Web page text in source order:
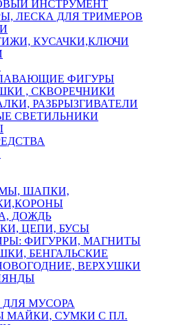
ИНСТРУМЕНТ
ЛЕСКА ДЛЯ ТРИМЕРОВ
КУСАЧКИ,КЛЮЧИ
ФИГУРЫ
, СКВОРЕЧНИКИ
РАЗБРЫЗГИВАТЕЛИ
СВЕТИЛЬНИКИ
ШАПКИ,
ДОЖДЬ
ЦЕПИ, БУСЫ
ФИГУРКИ, МАГНИТЫ
БЕНГАЛЬСКИЕ
ВЕРХУШКИ
МУСОРА
МАЙКИ, СУМКИ С ПЛ.